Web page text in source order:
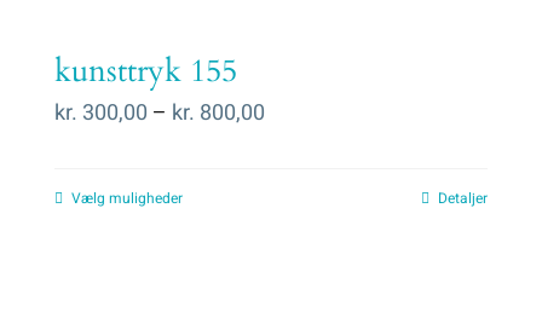
kunsttryk 155
kr. 300,00 – kr. 800,00
Vælg muligheder Detaljer